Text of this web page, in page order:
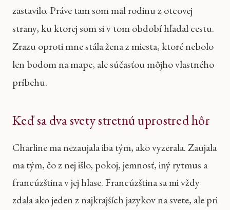
zastavilo. Práve tam som mal rodinu z otcovej
strany, ku ktorej som si v tom období hľadal cestu.
Zrazu oproti mne stála žena z miesta, ktoré nebolo
len bodom na mape, ale súčasťou môjho vlastného
príbehu.
Keď sa dva svety stretnú uprostred hôr
Charline ma nezaujala iba tým, ako vyzerala. Zaujala
ma tým, čo z nej išlo, pokoj, jemnosť, iný rytmus a
francúzština v jej hlase. Francúzština sa mi vždy
zdala ako jeden z najkrajších jazykov na svete, ale pri